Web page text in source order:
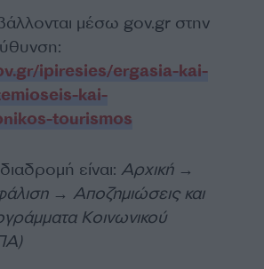
μέσω gov.gr στην
ipiresies/ergasia-kai-
kai-
tourismos
είναι: Αρχική →
→ Αποζημιώσεις και
Κοινωνικού